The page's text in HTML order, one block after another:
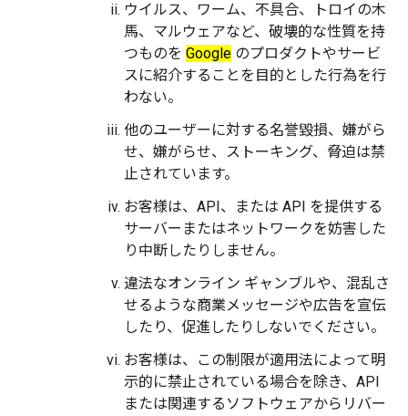
ウイルス、ワーム、不具合、トロイの木
馬、マルウェアなど、破壊的な性質を持
つものを Google のプロダクトやサービ
スに紹介することを目的とした行為を行
わない。
他のユーザーに対する名誉毀損、嫌がら
せ、嫌がらせ、ストーキング、脅迫は禁
止されています。
お客様は、API、または API を提供する
サーバーまたはネットワークを妨害した
り中断したりしません。
違法なオンライン ギャンブルや、混乱さ
せるような商業メッセージや広告を宣伝
したり、促進したりしないでください。
お客様は、この制限が適用法によって明
示的に禁止されている場合を除き、API
または関連するソフトウェアからリバー